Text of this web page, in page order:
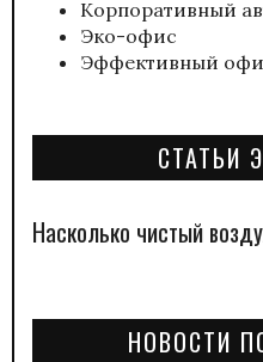
Корпоративный
Эко-офис
Эффективный
СТАТЬИ
Насколько чистый
НОВОСТИ